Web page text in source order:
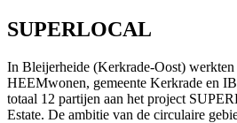
SUPERLOCAL
In Bleijerheide (Kerkrade-Oost)
HEEMwonen, gemeente Kerkrade en
totaal 12 partijen aan het project
Estate. De ambitie van de circulaire